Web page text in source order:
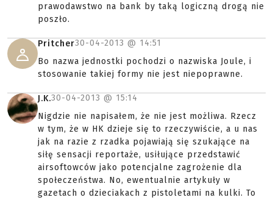
prawodawstwo na bank by taką logiczną drogą nie
poszło.
Pritcher30-04-2013 @ 14:51
Bo nazwa jednostki pochodzi o nazwiska Joule, i
stosowanie takiej formy nie jest niepoprawne.
J.K.30-04-2013 @ 15:14
Nigdzie nie napisałem, że nie jest możliwa. Rzecz
w tym, że w HK dzieje się to rzeczywiście, a u nas
jak na razie z rzadka pojawiają się szukające na
siłę sensacji reportaże, usiłujące przedstawić
airsoftowców jako potencjalne zagrożenie dla
społeczeństwa. No, ewentualnie artykuły w
gazetach o dzieciakach z pistoletami na kulki. To